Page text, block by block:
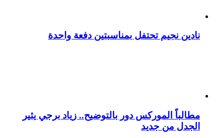
نادين نجيم تحتفل بمناسبتين دفعة واحدة
مطالباً الموركس دور بالتوضيح.. زياد برجي يثير
الجدل من جديد